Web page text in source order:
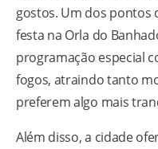
gostos. Um dos pontos
festa na Orla do
programação especial
fogos, atraindo tanto
preferem algo mais
Além disso, a cidade